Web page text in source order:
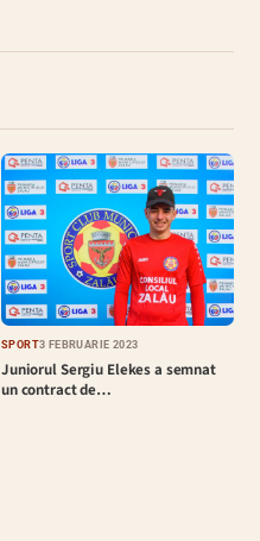
SPORT3 FEBRUARIE 2023
Juniorul Sergiu Elekes a semnat
un contract de…